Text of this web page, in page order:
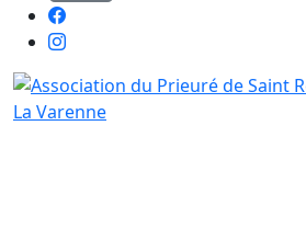
Facebook
Instagram